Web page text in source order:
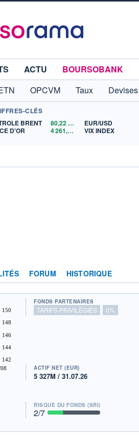
ACTU
BOURSOBANK
OPCVM Taux Devises
CLÉS
BRENT
80,22$US
D'OR
4 261,86 $US
EUR/USD
VIX INDEX
FORUM HISTORIQUE
142
144
146
148
150
FONDS PARTENAIRES
TARIFS PRIVILÉGIÉS 0%
ACTIF NET (EUR)
5 327M / 31.07.26
RISQUE DU FONDS (SRI)
2/7